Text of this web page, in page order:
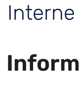
Interne
Inform